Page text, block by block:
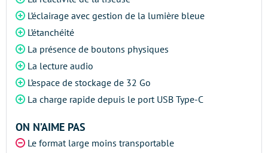
L’éclairage avec gestion de la lumière bleue
L’étanchéité
La présence de boutons physiques
La lecture audio
L’espace de stockage de 32 Go
La charge rapide depuis le port USB Type-C
ON N’AIME PAS
Le format large moins transportable